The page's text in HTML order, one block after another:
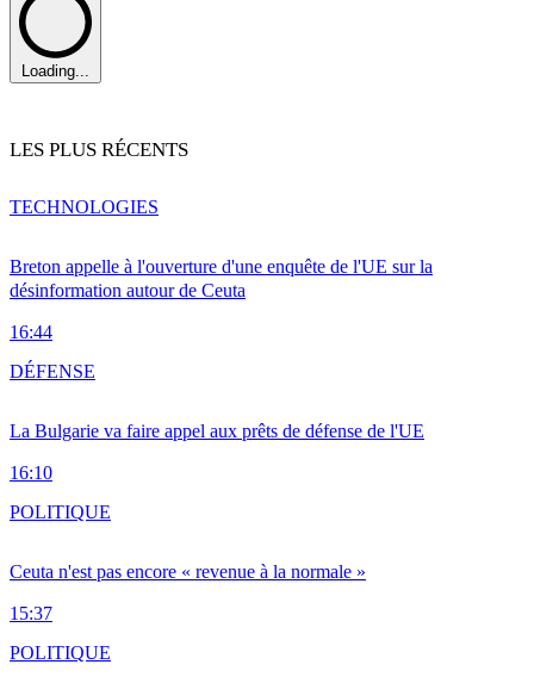
Loading...
LES PLUS RÉCENTS
Breton appelle à l'ouverture d'une enquête de l'UE sur la
désinformation autour de Ceuta
16:44
TECHNOLOGIES
La Bulgarie va faire appel aux prêts de défense de l'UE
16:10
DÉFENSE
Ceuta n'est pas encore « revenue à la normale »
15:37
POLITIQUE
POLITIQUE